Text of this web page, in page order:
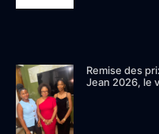
Remise des
Jean 2026, le